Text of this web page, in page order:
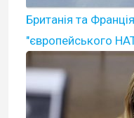
Британія та
"європейського